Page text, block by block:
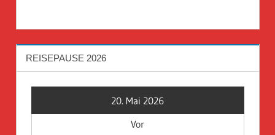
REISEPAUSE 2026
20. Mai 2026
Vor